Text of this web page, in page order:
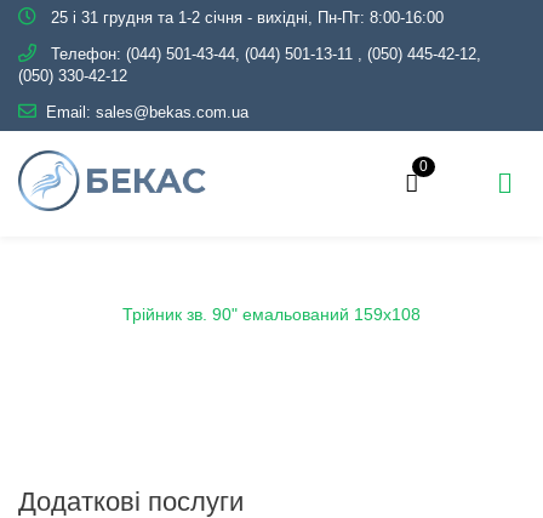
25 і 31 грудня та 1-2 січня - вихідні, Пн-Пт: 8:00-16:00
Телефон: (044) 501-43-44, (044) 501-13-11 , (050) 445-42-12,
(050) 330-42-12
Email: sales@bekas.com.ua
0
Трійник зв. 90" емальований 159х108
Додаткові послуги